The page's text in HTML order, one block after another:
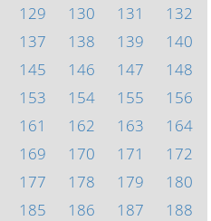
129 130 131
132
137 138 139
140
145 146 147
148
153 154 155
156
161 162 163
164
169 170 171
172
177 178 179
180
185 186 187
188